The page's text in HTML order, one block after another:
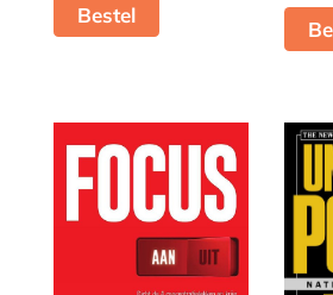
Bestel